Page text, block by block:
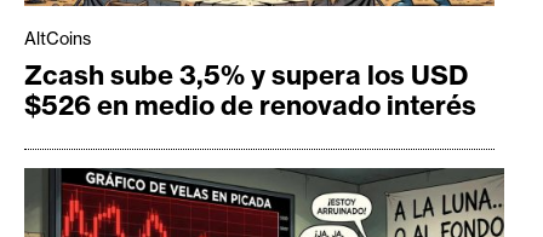
AltCoins
Zcash sube 3,5% y supera los USD
$526 en medio de renovado interés